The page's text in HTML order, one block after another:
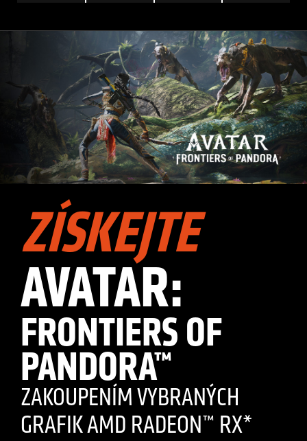
ZÍSKEJTE
AVATAR:
FRONTIERS OF
PANDORA™
ZAKOUPENÍM VYBRANÝCH
GRAFIK AMD RADEON™ RX*